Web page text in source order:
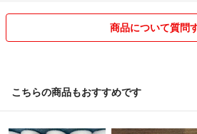
商品について質問
こちらの商品もおすすめです